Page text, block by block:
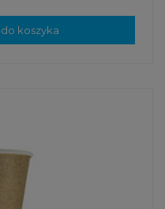
do koszyka